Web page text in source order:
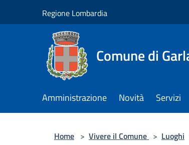
Regione Lombardia
Comune di
Amministrazione Novità Servizi
Home > Vivere il Comune > Luoghi